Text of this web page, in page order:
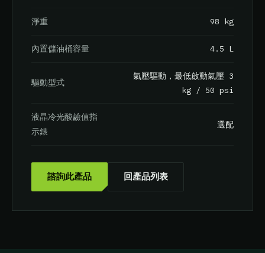
淨重 98 kg
內置儲油桶容量 4.5 L
驅動型式
氣壓驅動，最低啟動氣壓 3
kg / 50 psi
液晶冷光酸鹼值指
示錶
選配
諮詢此產品 回產品列表